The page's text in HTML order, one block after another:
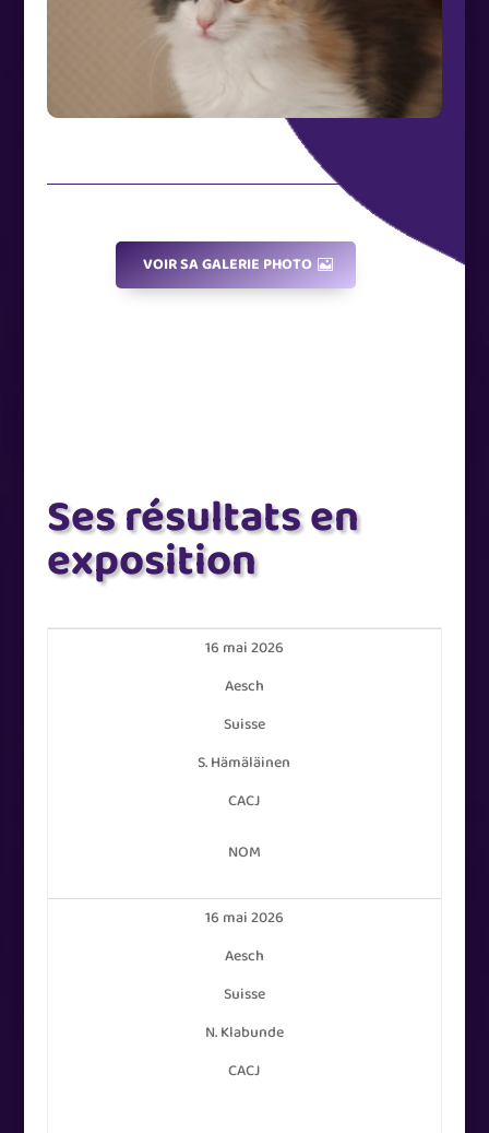
VOIR SA GALERIE PHOTO
Ses résultats en
exposition
16 mai 2026
Aesch
Suisse
S. Hämäläinen
CACJ
NOM
16 mai 2026
Aesch
Suisse
N. Klabunde
CACJ